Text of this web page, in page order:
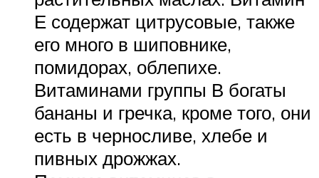
Е содержат цитрусовые, также
его много в шиповнике,
помидорах, облепихе.
Витаминами группы В богаты
бананы и гречка, кроме того, они
есть в черносливе, хлебе и
пивных дрожжах.